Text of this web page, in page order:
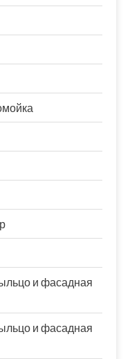
и фасадная
и фасадная